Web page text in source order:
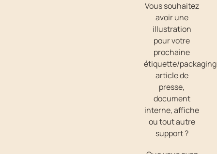
Vous souhaitez
avoir une
illustration
pour votre
prochaine
étiquette/
article de
presse,
document
interne, affiche
ou tout autre
support ?